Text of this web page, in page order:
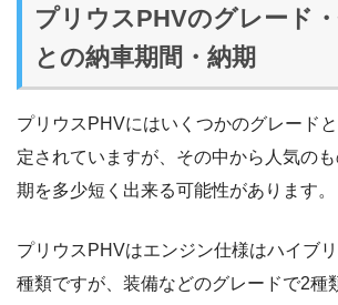
プリウスPHVのグレード
との納車期間・納期
プリウスPHVにはいくつかのグレード
定されていますが、その中から人気の
期を多少短く出来る可能性があります。
プリウスPHVはエンジン仕様はハイブ
種類ですが、装備などのグレードで2種